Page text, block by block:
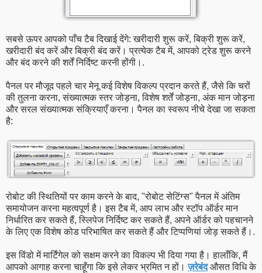
सबसे ऊपर आपको पाँच टैब दिखाई देंगे: खरीदारी शुरू करें, बिक्री शुरू करें,
खरीदारी बंद करें और बिक्री बंद करें। प्रत्येक टैब में, आपको ट्रेड शुरू करने
और बंद करने की शर्तें निर्दिष्ट करनी होंगी।.
पैनल पर मौजूद पहले चार मेनू कई विशेष विकल्प प्रदान करते हैं, जैसे कि चरों
की तुलना करना, संख्यात्मक स्तर जोड़ना, विशेष शर्तें जोड़ना, अंक मान जोड़ना
और सरल संख्यात्मक संक्रियाएँ करना। पैनल का स्वरूप नीचे देखा जा सकता
है:
रोबोट की स्थितियों पर काम करने के बाद, "रोबोट सेटिंग्स" पैनल में अंतिम
समायोजन करना महत्वपूर्ण है। इस टैब में, आप लाभ और स्टॉप ऑर्डर मान
निर्धारित कर सकते हैं, स्लिपेज निर्दिष्ट कर सकते हैं, अपने ऑर्डर को पहचानने
के लिए एक विशेष कोड परिभाषित कर सकते हैं और टिप्पणियां जोड़ सकते हैं।.
इस विंडो में मार्टिंगेल को सक्षम करने का विकल्प भी दिया गया है। हालाँकि, मैं
आपको आगाह करना चाहूँगा कि इसे लेकर भ्रमित न हों।ज़रेबंदऔसत विधि के